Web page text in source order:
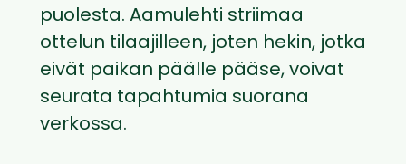
puolesta. Aamulehti striimaa
ottelun tilaajilleen, joten hekin, jotka
eivät paikan päälle pääse, voivat
seurata tapahtumia suorana
verkossa.